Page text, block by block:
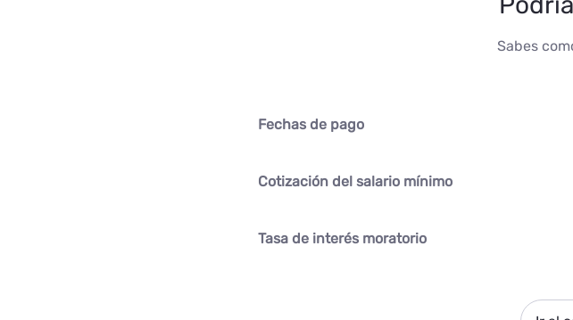
Sabes
Fechas de pago
Cotización del salario mínimo
Tasa de interés moratorio